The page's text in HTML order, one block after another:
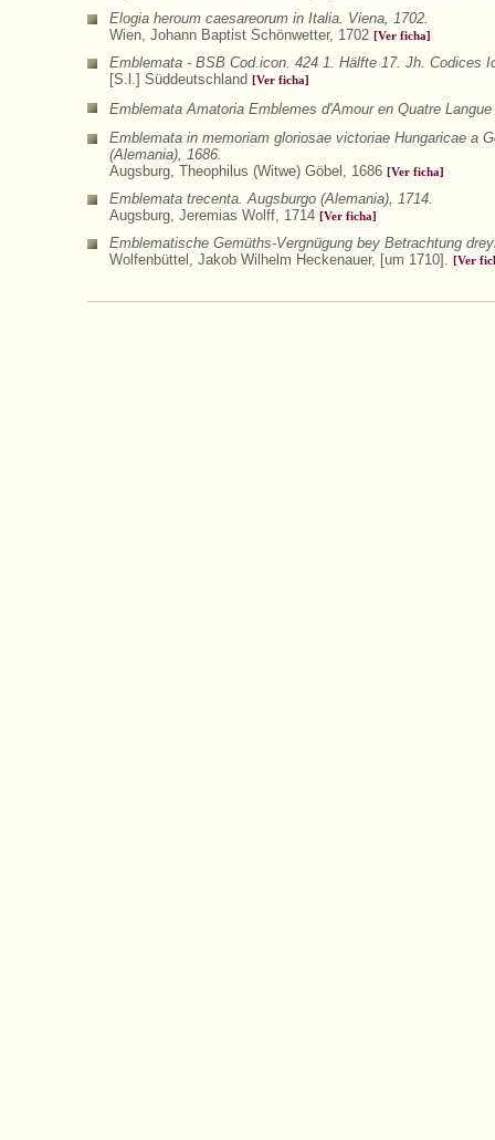
Elogia heroum caesareorum in Italia. Viena, 1702.
Wien, Johann Baptist Schönwetter, 1702 [Ver ficha]
Emblemata - BSB Cod.icon. 424 1. Hälfte 17. Jh. Codices
[S.l.] Süddeutschland
[Ver ficha]
Emblemata Amatoria Emblemes d'Amour en Quatre
Emblemata in memoriam gloriosae victoriae Hungaricae a
(Alemania), 1686.
Augsburg, Theophilus (Witwe) Göbel, 1686 [Ver ficha]
Emblemata trecenta. Augsburgo (Alemania), 1714.
Augsburg, Jeremias Wolff, 1714 [Ver ficha]
Emblematische Gemüths-Vergnügung bey Betrachtung
Wolfenbüttel, Jakob Wilhelm Heckenauer, [um 1710].
[Ver